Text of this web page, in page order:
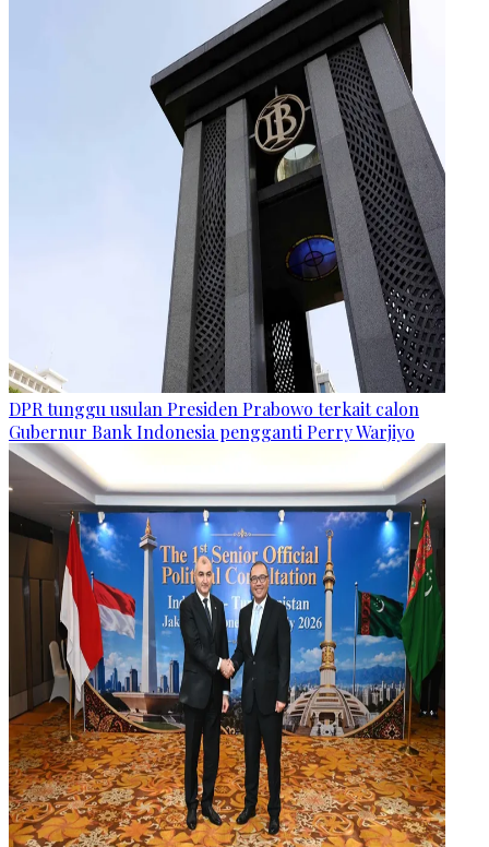
DPR tunggu usulan Presiden Prabowo terkait calon
Gubernur Bank Indonesia pengganti Perry Warjiyo